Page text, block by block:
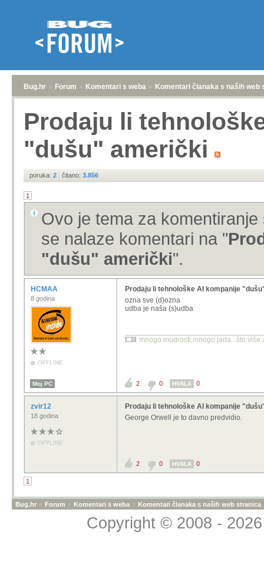
Bug.hr » Forum » Komentari s weba » Komentari članaka s naših web
Prodaju li
"dušu" američki
poruka: 2 | čitano: 3.856
1
Ovo je tema za
se nalaze komentari na "
"dušu" američki".
HCMAA
8 godina
OFFLINE
Prodaju li tehnološke AI kompanije
ozna sve (d)ozna
udba je naša (s)udba
mnogo mudrosti,mnogo jada...što više
Moj PC 2 0 HVALA 0
zvir12
18 godina
OFFLINE
Prodaju li tehnološke AI kompanije
George Orwell je to davno predvidio.
2 0 HVALA 0
1
Bug.hr » Forum » Komentari s weba » Komentari članaka s naših web stranica
Copyright © 2008 -